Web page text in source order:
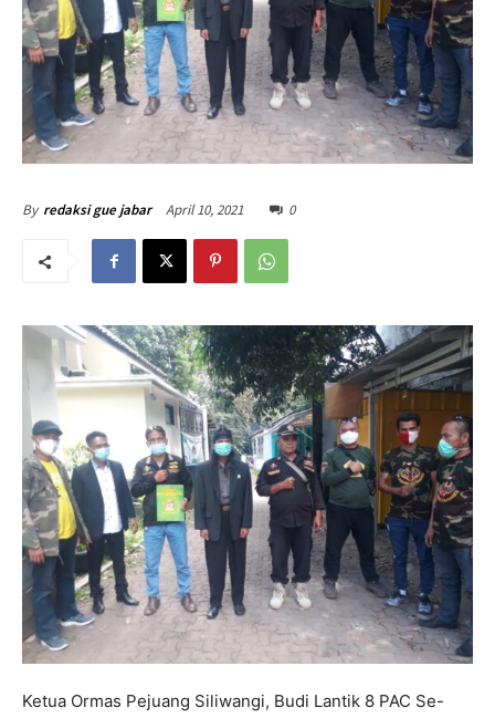
By redaksi gue jabar April 10, 2021 0
Ketua Ormas Pejuang Siliwangi, Budi Lantik 8 PAC Se-